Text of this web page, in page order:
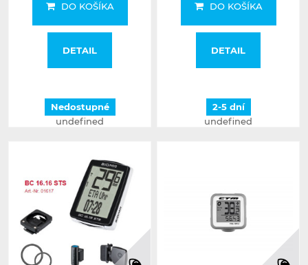
DO KOŠÍKA
DETAIL
Nedostupné
undefined
DO KOŠÍKA
DETAIL
2-5 dní
undefined